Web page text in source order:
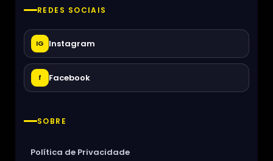
REDES SOCIAIS
IG Instagram
f Facebook
SOBRE
Política de Privacidade